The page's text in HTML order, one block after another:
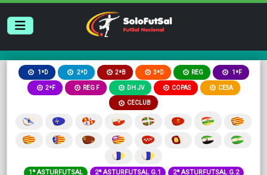
1ªD 2ªD 2ªB 3ªD REG 1ªF
2ªF REG F DH JV COPAS CESA
CECLUB
1ª ASTURFUTSAL 2ª ASTURFUTSAL G.1
2ª ASTURFUTSAL G.2